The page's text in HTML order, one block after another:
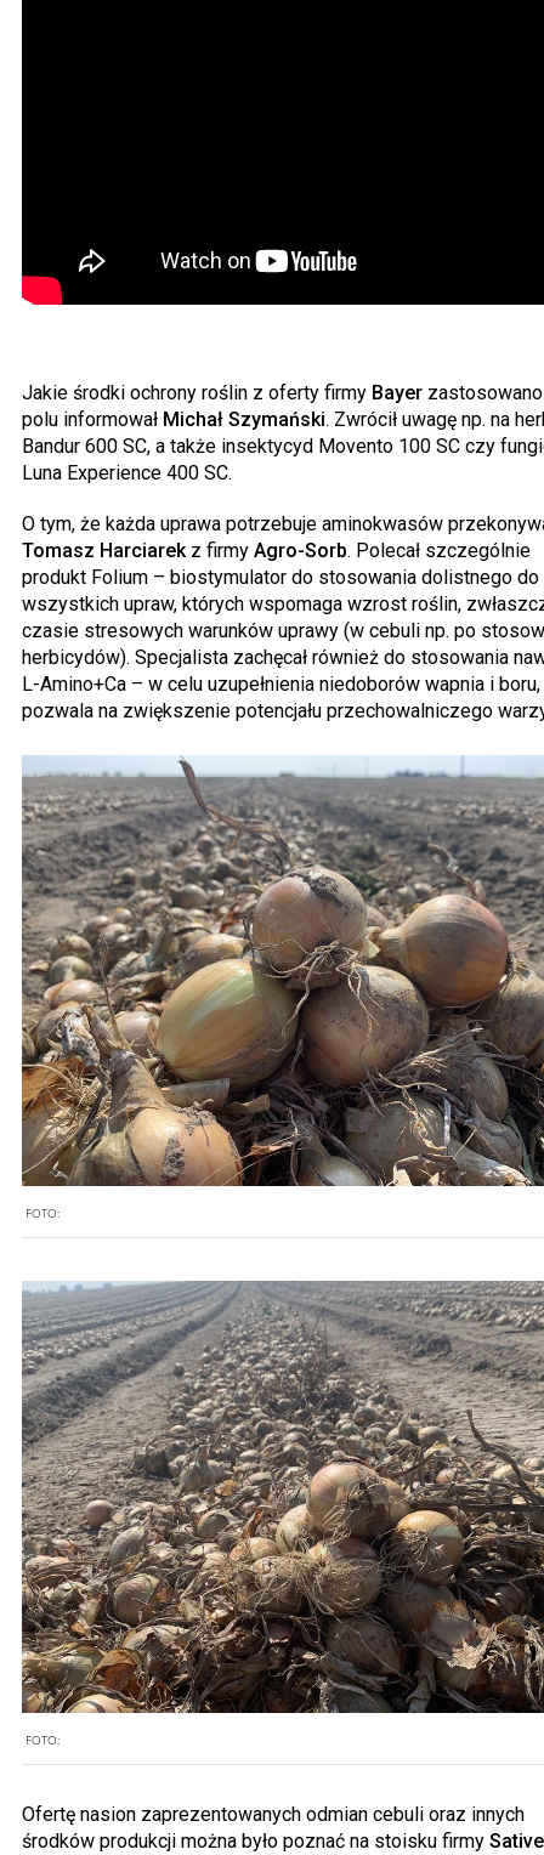
Jakie środki ochrony roślin z oferty firmy Bayer
polu informował Michał Szymański. Zwrócił uwagę np. na
Bandur 600 SC, a także insektycyd Movento 100 SC czy
Luna Experience 400 SC.
O tym, że każda uprawa potrzebuje aminokwasów
Tomasz Harciarek z firmy Agro-Sorb. Polecał szczególnie
produkt Folium – biostymulator do stosowania dolistnego do
wszystkich upraw, których wspomaga wzrost roślin,
czasie stresowych warunków uprawy (w cebuli np. po
herbicydów). Specjalista zachęcał również do stosowania
L-Amino+Ca – w celu uzupełnienia niedoborów wapnia i
pozwala na zwiększenie potencjału przechowalniczego
FOTO:
FOTO:
Ofertę nasion zaprezentowanych odmian cebuli oraz innych
środków produkcji można było poznać na stoisku firmy